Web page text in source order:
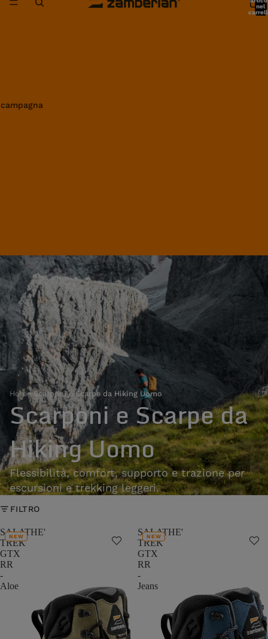
nel
Home›Scarponi e Scarpe da Hiking Uomo
Scarponi e Scarpe da
Hiking Uomo
Flessibilità, comfort, supporto e trazione per
escursioni e trekking leggeri.
FILTRO
SALATHE'
TREK
GTX
RR
-
Aloe
NEW
SALATHE'
TREK
GTX
RR
-
Jeans
NEW